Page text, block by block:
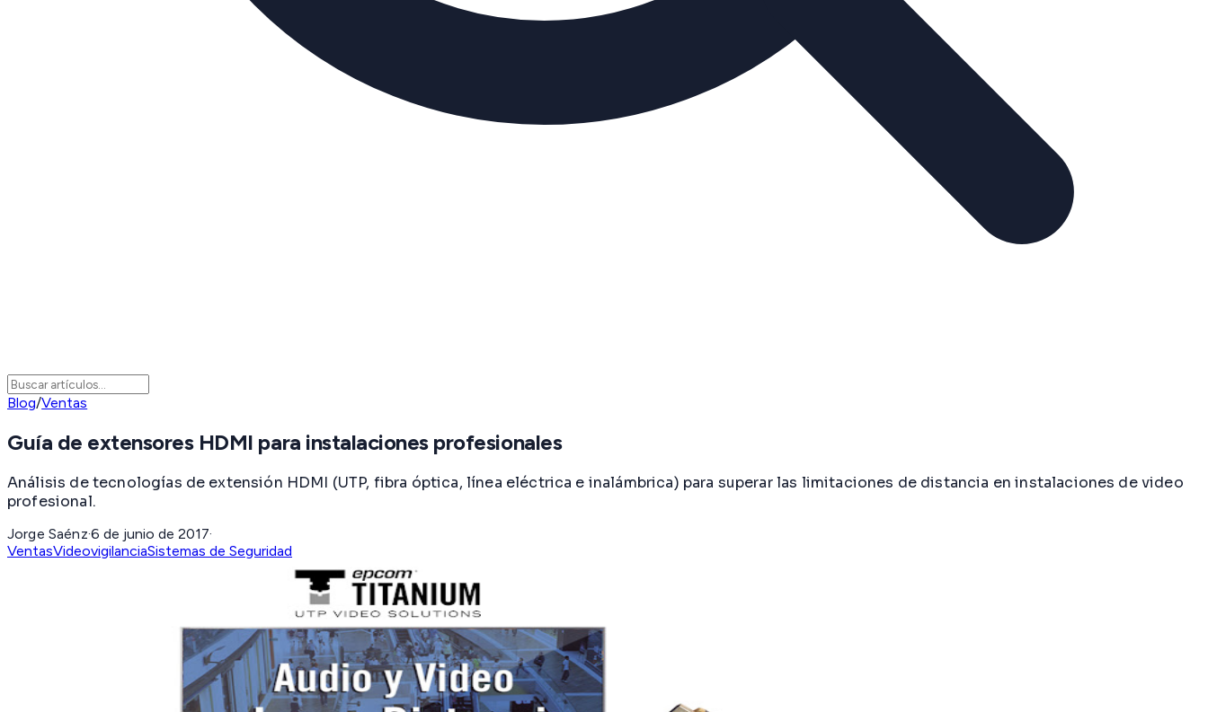
Blog/Ventas
Guía de extensores HDMI para instalaciones profesionales
Análisis de tecnologías de extensión HDMI (UTP, fibra óptica, línea eléctrica e inalámbrica) para superar las limitaciones de distancia en instalaciones de video
profesional.
Jorge Saénz·6 de junio de 2017·
VentasVideovigilanciaSistemas de Seguridad